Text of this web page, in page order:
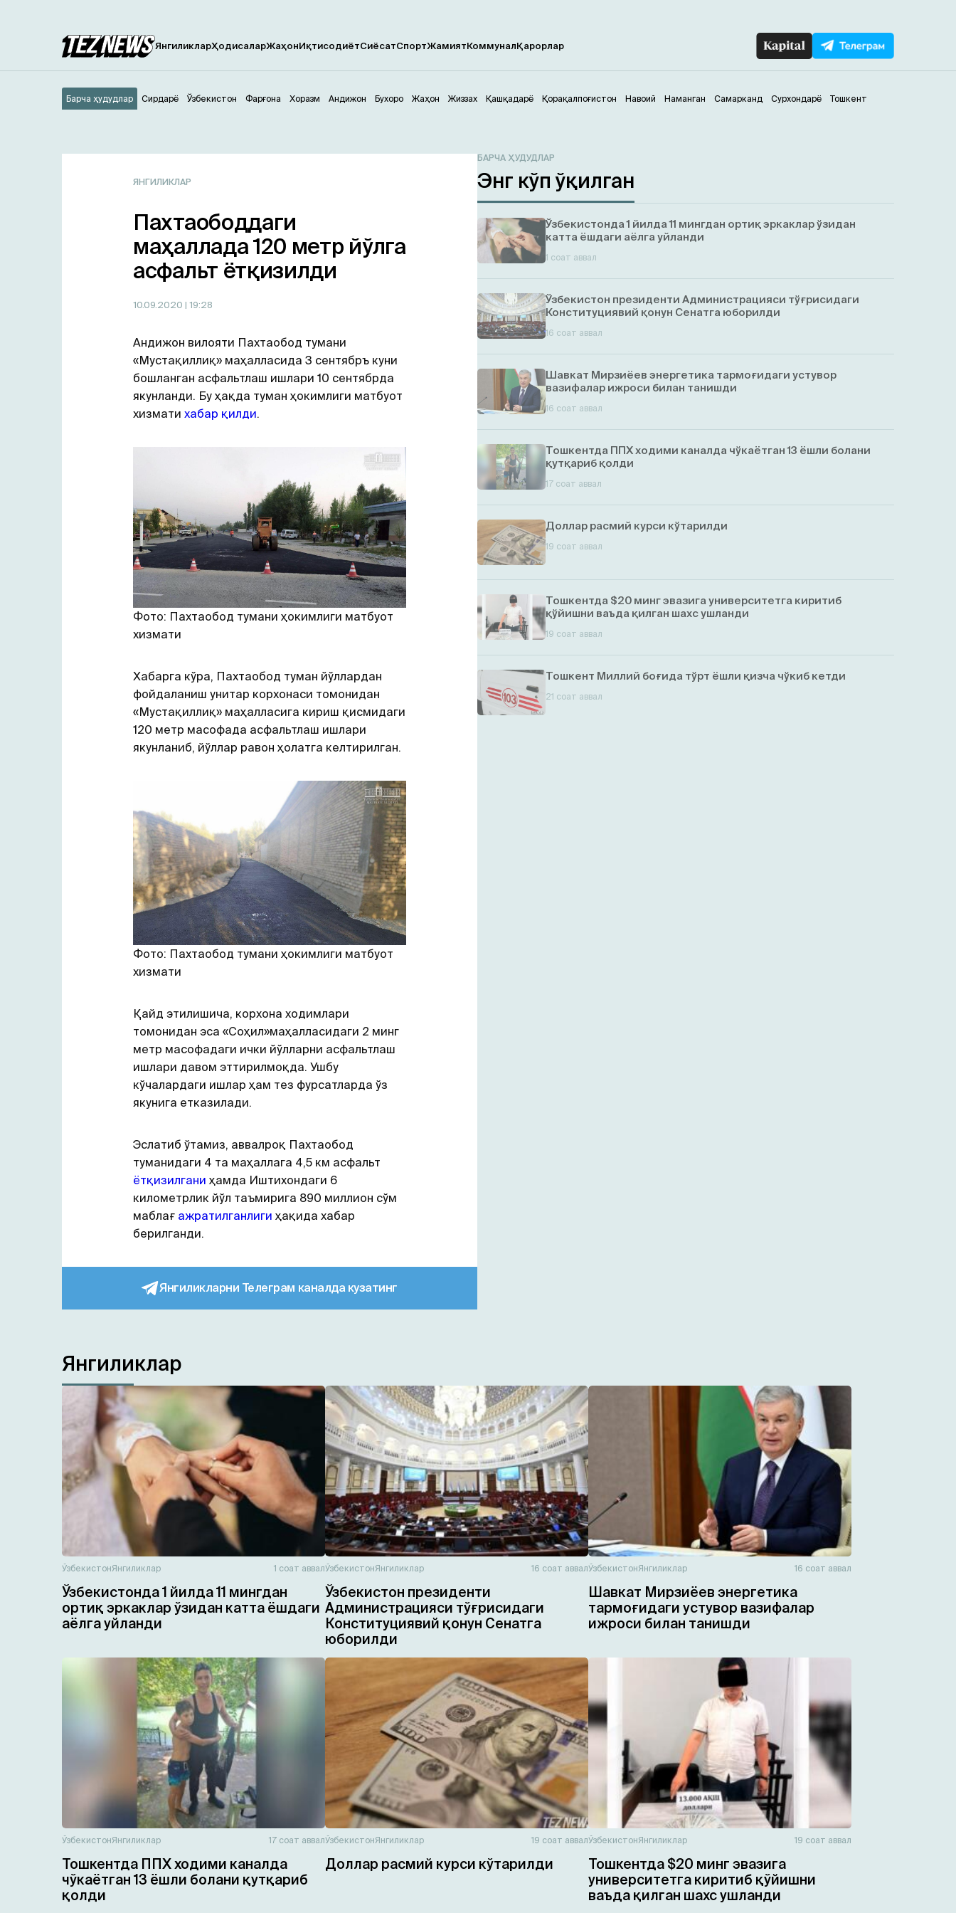
ЯнгиликларҲодисаларЖаҳонИқтисодиётСиёсатСпортЖамиятКоммуналҚарорлар
Андижон
Барча ҳудудлар Бухоро Жаҳон Жиззах Қашқадарё Қорақалпоғистон Навоий Наманган Самарканд
Сирдарё Сурхондарё Тошкент
Ўзбекистон Фарғона Хоразм
ЯНГИЛИКЛАР
Пахтаободдаги
маҳаллада 120 метр йўлга
асфальт ётқизилди
10.09.2020 | 19:28
Aндижон вилояти Пахтаобод тумани
«Мустақиллиқ» маҳалласида 3 сентябръ куни
бошланган асфальтлаш ишлари 10 сентябрда
якунланди. Бу ҳақда туман ҳокимлиги матбуот
хизмати хабар қилди.
Фото: Пахтаобод тумани ҳокимлиги матбуот
хизмати
Хабарга кўра, Пахтаобод туман йўллардан
фойдаланиш унитар корхонаси томонидан
«Мустақиллиқ» маҳалласига кириш қисмидаги
120 метр масофада асфальтлаш ишлари
якунланиб, йўллар равон ҳолатга келтирилган.
Фото: Пахтаобод тумани ҳокимлиги матбуот
хизмати
Қайд этилишича, корхона ходимлари
томонидан эса «Соҳил»маҳалласидаги 2 минг
метр масофадаги ички йўлларни асфальтлаш
ишлари давом эттирилмоқда. Ушбу
кўчалардаги ишлар ҳам тез фурсатларда ўз
якунига етказилади.
Эслатиб ўтамиз, аввалроқ Пахтаобод
туманидаги 4 та маҳаллага 4,5 км асфальт
ётқизилгани ҳамда Иштихондаги 6
километрлик йўл таъмирига 890 миллион сўм
маблағ ажратилганлиги ҳақида хабар
берилганди.
Янгиликларни Телеграм каналда кузатинг
БАРЧА ҲУДУДЛАР
Энг кўп ўқилган
Ўзбекистонда 1 йилда 11 мингдан ортиқ эркаклар ўзидан
катта ёшдаги аёлга уйланди
1 соат аввал
Ўзбекистон президенти Администрацияси тўғрисидаги
Конституциявий қонун Сенатга юборилди
16 соат аввал
Шавкат Мирзиёев энергетика тармоғидаги устувор
вазифалар ижроси билан танишди
16 соат аввал
Тошкентда ППХ ходими каналда чўкаётган 13 ёшли болани
қутқариб қолди
17 соат аввал
Доллар расмий курси кўтарилди
19 соат аввал
Тошкентда $20 минг эвазига университетга киритиб
қўйишни ваъда қилган шахс ушланди
19 соат аввал
Тошкент Миллий боғида тўрт ёшли қизча чўкиб кетди
21 соат аввал
Янгиликлар
ЎзбекистонЯнгиликлар 1 соат аввал
Ўзбекистонда 1 йилда 11 мингдан
ортиқ эркаклар ўзидан катта ёшдаги
аёлга уйланди
ЎзбекистонЯнгиликлар 16 соат аввал
Ўзбекистон президенти
Администрацияси тўғрисидаги
Конституциявий қонун Сенатга
юборилди
ЎзбекистонЯнгиликлар 16 соат аввал
Шавкат Мирзиёев энергетика
тармоғидаги устувор вазифалар
ижроси билан танишди
ЎзбекистонЯнгиликлар 17 соат аввал
Тошкентда ППХ ходими каналда
чўкаётган 13 ёшли болани қутқариб
қолди
ЎзбекистонЯнгиликлар 19 соат аввал
Доллар расмий курси кўтарилди
ЎзбекистонЯнгиликлар 19 соат аввал
Тошкентда $20 минг эвазига
университетга киритиб қўйишни
ваъда қилган шахс ушланди